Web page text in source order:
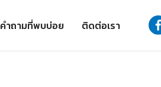
คำถามที่พบบ่อย ติดต่อเรา